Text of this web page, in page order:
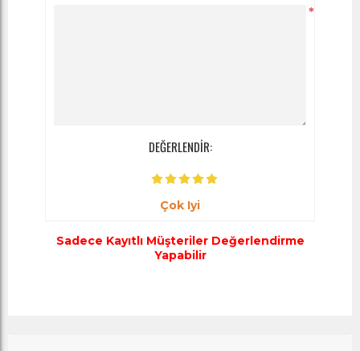
*
DEĞERLENDİR:
Çok Iyi
Sadece Kayıtlı Müşteriler Değerlendirme
Yapabilir